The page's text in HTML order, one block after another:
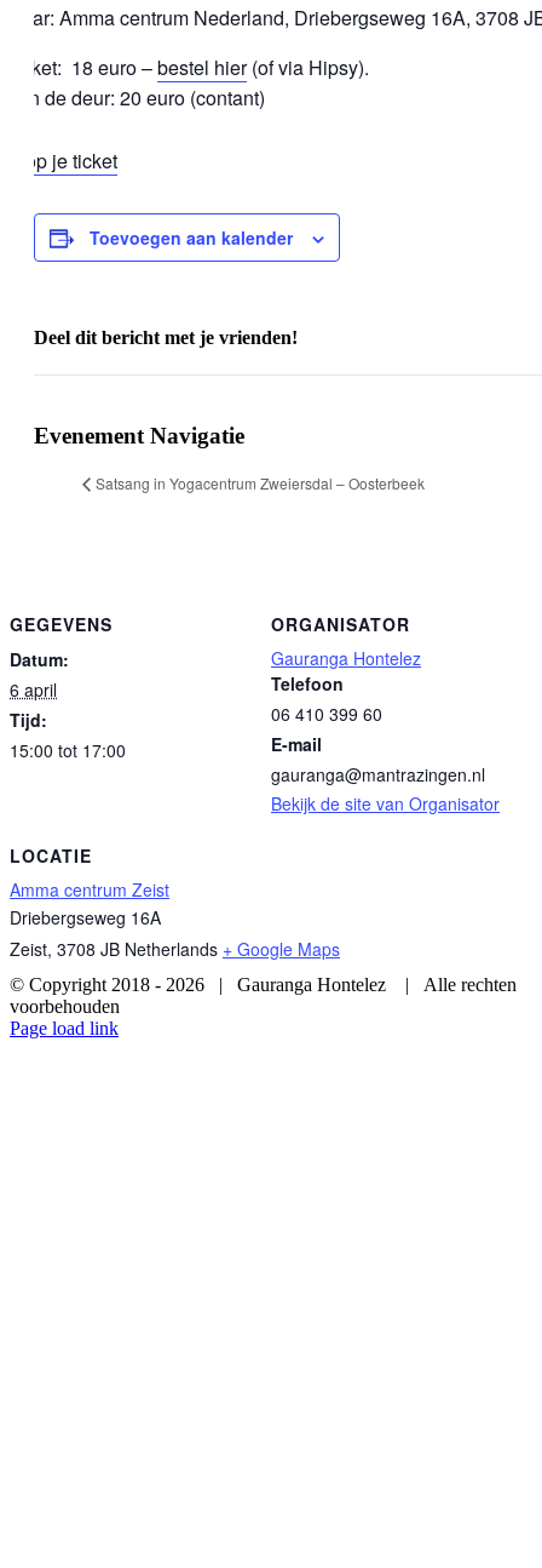
Waar: Amma centrum Nederland, Driebergseweg 16A, 3708
Ticket: 18 euro –bestel hier(of via Hipsy).
Aan de deur: 20 euro (contant)
koop je ticket
Toevoegen aan kalender
Deel dit bericht met je vrienden!
Evenement Navigatie
Satsang in Yogacentrum Zweiersdal – Oosterbeek
GEGEVENS
Datum:
6 april
Tijd:
15:00 tot 17:00
LOCATIE
Amma centrum Zeist
Driebergseweg 16A
Zeist, 3708 JB Netherlands + Google Maps
ORGANISATOR
Gauranga Hontelez
Telefoon
06 410 399 60
E-mail
gauranga@mantrazingen.nl
Bekijk de site van Organisator
© Copyright 2018 - 2026 | Gauranga Hontelez | Alle rechten
voorbehouden
Page load link